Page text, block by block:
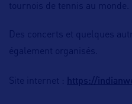
tournois de tennis au monde.
Des concerts et quelques
également organisés.
Site internet : https://